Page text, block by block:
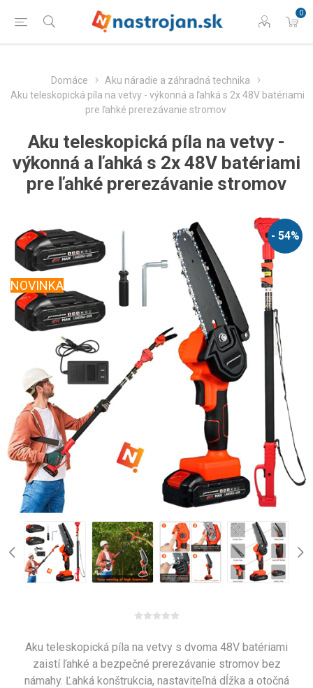
0
Domáce
Aku náradie a záhradná technika
Aku teleskopická píla na vetvy - výkonná a ľahká s 2x 48V batériami
pre ľahké prerezávanie stromov
Aku teleskopická píla na vetvy -
výkonná a ľahká s 2x 48V batériami
pre ľahké prerezávanie stromov
- 54%
NOVINKA
Aku teleskopická píla na vetvy s dvoma 48V batériami
zaistí ľahké a bezpečné prerezávanie stromov bez
námahy. Ľahká konštrukcia, nastaviteľná dĺžka a otočná